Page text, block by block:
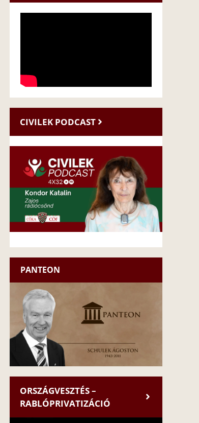
CIVILEK PODCAST
PANTEON
ORSZÁGVESZTÉS –
RABLÓPRIVATIZÁCIÓ